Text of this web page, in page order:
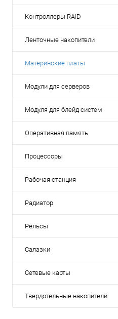
Контроллеры RAID
Ленточные накопители
Материнские платы
Модули для серверов
Модуля для блейд систем
Оперативная память
Процессоры
Рабочая станция
Радиатор
Рельсы
Салазки
Сетевые карты
Твердотельные накопители